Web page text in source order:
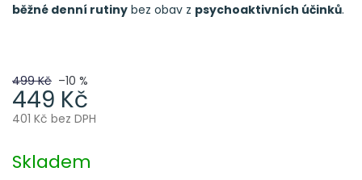
499 Kč –10 %
449 Kč
401 Kč bez DPH
cena:
Skladem
běžné denní rutiny bez obav z psychoaktivních účinků.